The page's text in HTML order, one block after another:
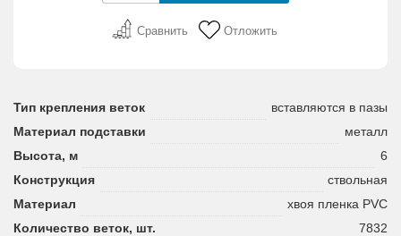
Сравнить Отложить
Тип крепления веток
вставляются в пазы
Материал подставки
металл
Высота, м
6
Конструкция
ствольная
Материал
хвоя пленка PVC
Количество веток, шт.
7832